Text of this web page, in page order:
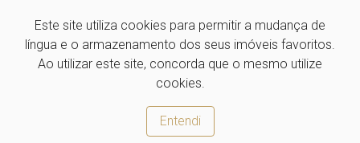
Este site utiliza cookies para permitir a mudança de
língua e o armazenamento dos seus imóveis favoritos.
Ao utilizar este site, concorda que o mesmo utilize
cookies.
Entendi